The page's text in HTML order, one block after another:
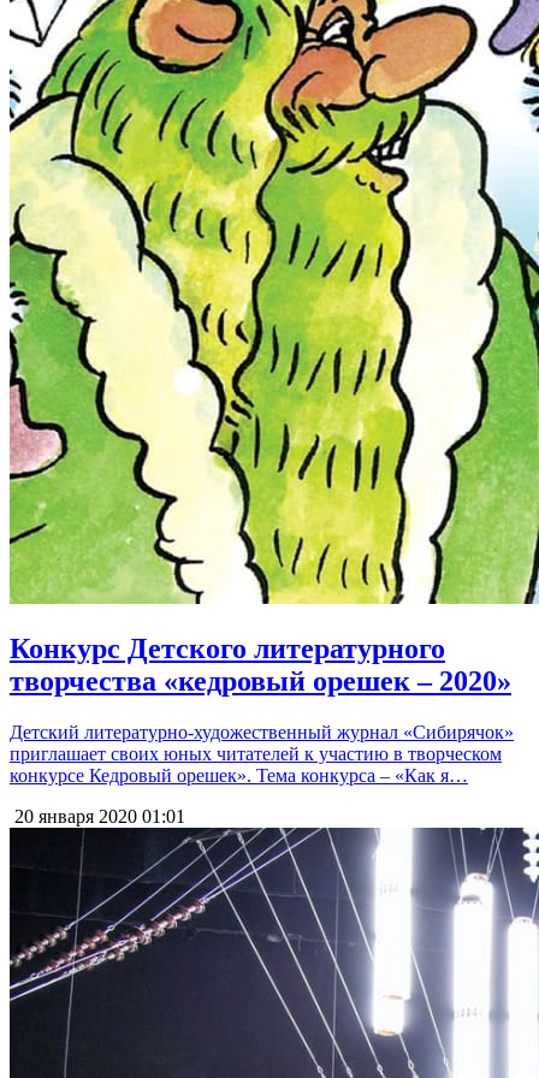
Конкурс Детского литературного
творчества «кедровый орешек – 2020»
Детский литературно-художественный журнал «Сибирячок»
приглашает своих юных читателей к участию в творческом
конкурсе Кедровый орешек». Тема конкурса – «Как я…
20 января 2020 01:01